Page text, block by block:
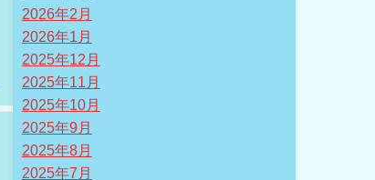
2026年2月
2026年1月
2025年12月
2025年11月
2025年10月
2025年9月
2025年8月
2025年7月